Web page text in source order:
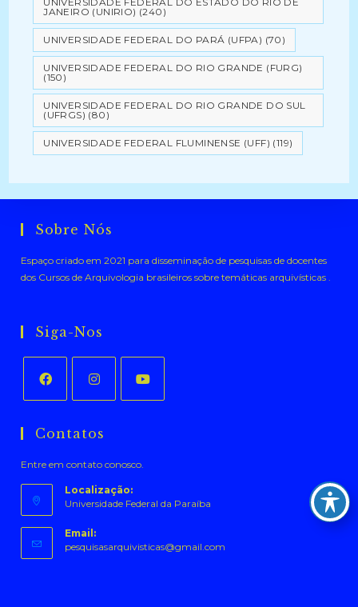
JANEIRO (UNIRIO) (240)
UNIVERSIDADE FEDERAL DO PARÁ (UFPA) (70)
UNIVERSIDADE FEDERAL DO RIO GRANDE (FURG)
(150)
UNIVERSIDADE FEDERAL DO RIO GRANDE DO SUL
(UFRGS) (80)
UNIVERSIDADE FEDERAL FLUMINENSE (UFF) (119)
Sobre Nós
Espaço criado em 2021 para disseminação de pesquisas de docentes
dos Cursos de Arquivologia brasileiros sobre temáticas arquivísticas .
Siga-Nos
em
nova
aba
em
nova
aba
nova
aba
Contatos
Entre em contato conosco.
Localização:
Universidade Federal da Paraíba
Email:
pesquisasarquivisticas@gmail.com